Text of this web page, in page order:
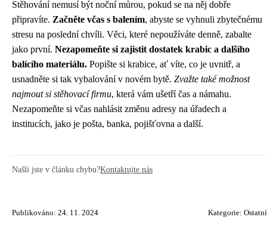
Stěhování nemusí být noční můrou, pokud se na něj dobře
připravíte. Začněte včas s balením, abyste se vyhnuli zbytečnému
stresu na poslední chvíli. Věci, které nepoužíváte denně, zabalte
jako první. Nezapomeňte si zajistit dostatek krabic a dalšího
balícího materiálu. Popište si krabice, ať víte, co je uvnitř, a
usnadněte si tak vybalování v novém bytě. Zvažte také možnost
najmout si stěhovací firmu, která vám ušetří čas a námahu.
Nezapomeňte si včas nahlásit změnu adresy na úřadech a
institucích, jako je pošta, banka, pojišťovna a další.
Našli jste v článku chybu?Kontaktujte nás
Publikováno: 24. 11. 2024 Kategorie: Ostatní